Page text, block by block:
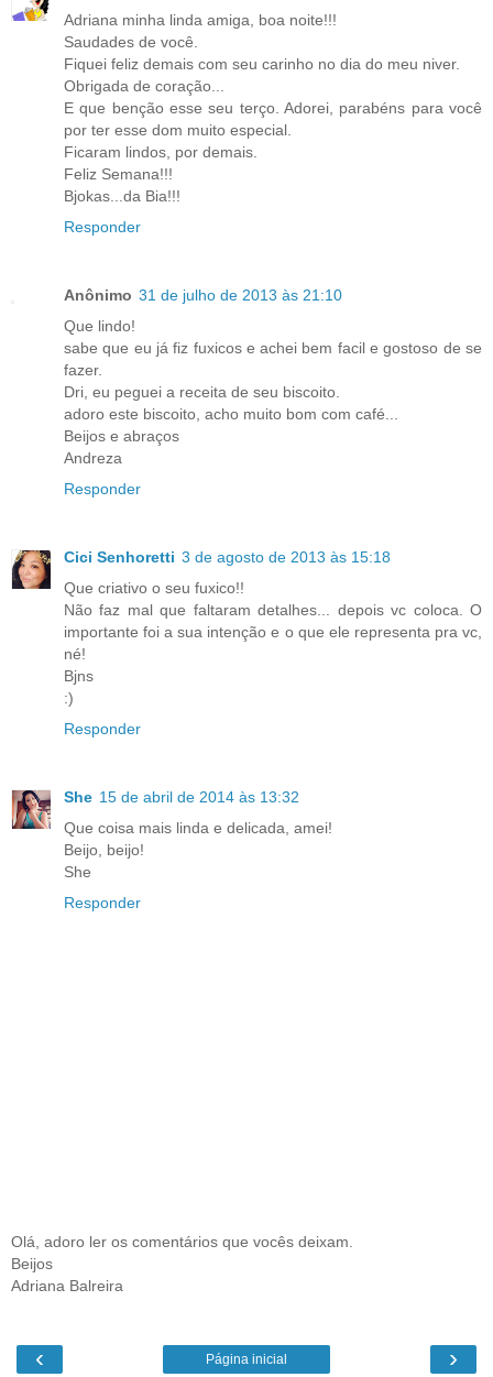
Adriana minha linda amiga, boa noite!!!
Saudades de você.
Fiquei feliz demais com seu carinho no dia do meu niver.
Obrigada de coração...
E que benção esse seu terço. Adorei, parabéns para você
por ter esse dom muito especial.
Ficaram lindos, por demais.
Feliz Semana!!!
Bjokas...da Bia!!!
Responder
Anônimo 31 de julho de 2013 às 21:10
Que lindo!
sabe que eu já fiz fuxicos e achei bem facil e gostoso de se
fazer.
Dri, eu peguei a receita de seu biscoito.
adoro este biscoito, acho muito bom com café...
Beijos e abraços
Andreza
Responder
Cici Senhoretti 3 de agosto de 2013 às 15:18
Que criativo o seu fuxico!!
Não faz mal que faltaram detalhes... depois vc coloca. O
importante foi a sua intenção e o que ele representa pra vc,
né!
Bjns
:)
Responder
She 15 de abril de 2014 às 13:32
Que coisa mais linda e delicada, amei!
Beijo, beijo!
She
Responder
Olá, adoro ler os comentários que vocês deixam.
Beijos
Adriana Balreira
‹ ›
Página inicial